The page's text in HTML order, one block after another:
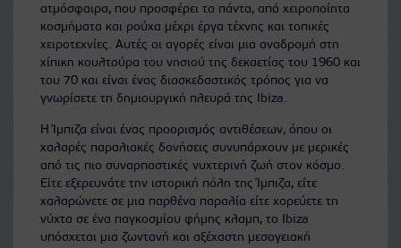
ατμόσφαιρα, που προσφέρει τα πάντα, από χειροποίητα
κοσμήματα και ρούχα μέχρι έργα τέχνης και τοπικές
χειροτεχνίες. Αυτές οι αγορές είναι μια αναδρομή στη
χίπικη κουλτούρα του νησιού της δεκαετίας του 1960 και
του 70 και είναι ένας διασκεδαστικός τρόπος για να
γνωρίσετε τη δημιουργική πλευρά της Ibiza.
Η Ίμπιζα είναι ένας προορισμός αντιθέσεων, όπου οι
χαλαρές παραλιακές δονήσεις συνυπάρχουν με μερικές
από τις πιο συναρπαστικές νυχτερινή ζωή στον κόσμο.
Είτε εξερευνάτε την ιστορική πόλη της Ίμπιζα, είτε
χαλαρώνετε σε μια παρθένα παραλία είτε χορεύετε τη
νύχτα σε ένα παγκοσμίου φήμης κλαμπ, το Ibiza
υπόσχεται μια ζωντανή και αξέχαστη μεσογειακή